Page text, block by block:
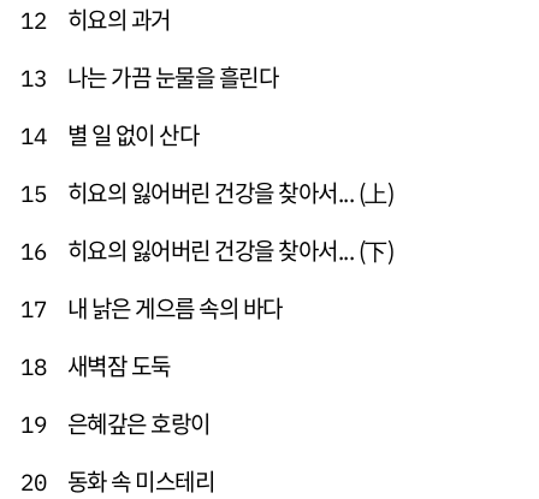
12 히요의 과거
13 나는 가끔 눈물을 흘린다
14 별 일 없이 산다
15 히요의 잃어버린 건강을 찾아서... (上)
16 히요의 잃어버린 건강을 찾아서... (下)
17 내 낡은 게으름 속의 바다
18 새벽잠 도둑
19 은혜갚은 호랑이
20 동화 속 미스테리